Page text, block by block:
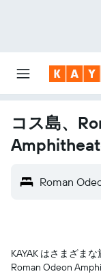
コス島、
Roman
KAYAK はさまざま
Roman Odeon